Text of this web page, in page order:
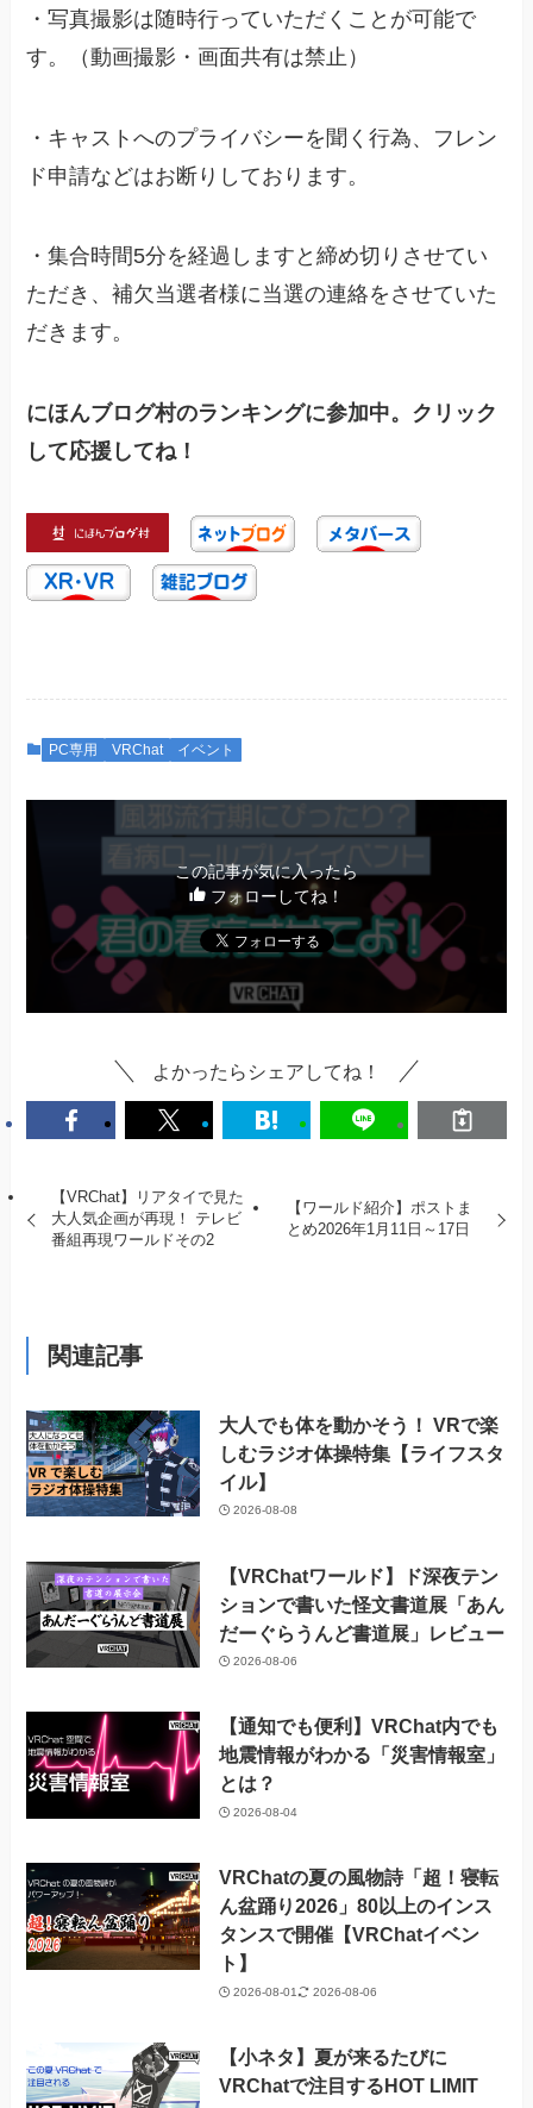
・写真撮影は随時行っていただくことが可能で
す。（動画撮影・画面共有は禁止）
・キャストへのプライバシーを聞く行為、フレン
ド申請などはお断りしております。
・集合時間5分を経過しますと締め切りさせてい
ただき、補欠当選者様に当選の連絡をさせていた
だきます。
にほんブログ村のランキングに参加中。クリック
して応援してね！
PC専用 VRChat イベント
この記事が気に入ったら
フォローしてね！
よかったらシェアしてね！
【VRChat】リアタイで見た
大人気企画が再現！ テレビ
番組再現ワールドその2
【ワールド紹介】ポストま
とめ2026年1月11日～17日
関連記事
大人でも体を動かそう！ VRで楽
しむラジオ体操特集【ライフスタ
イル】
2026-08-08
【VRChatワールド】ド深夜テン
ションで書いた怪文書道展「あん
だーぐらうんど書道展」レビュー
2026-08-06
【通知でも便利】VRChat内でも
地震情報がわかる「災害情報室」
とは？
2026-08-04
VRChatの夏の風物詩「超！寝転
ん盆踊り2026」80以上のインス
タンスで開催【VRChatイベン
ト】
2026-08-01 2026-08-06
【小ネタ】夏が来るたびに
VRChatで注目するHOT LIMIT